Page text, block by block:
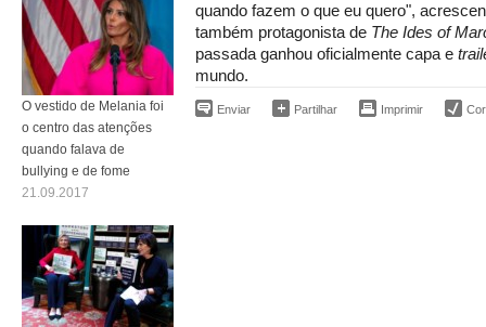
quando fazem o que eu quero",
também protagonista de The Ides of
passada ganhou oficialmente capa e
mundo.
Enviar Partilhar Imprimir
O vestido de Melania foi
o centro das atenções
quando falava de
bullying e de fome
21.09.2017